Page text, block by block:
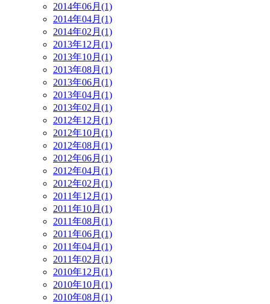
2014年06月(1)
2014年04月(1)
2014年02月(1)
2013年12月(1)
2013年10月(1)
2013年08月(1)
2013年06月(1)
2013年04月(1)
2013年02月(1)
2012年12月(1)
2012年10月(1)
2012年08月(1)
2012年06月(1)
2012年04月(1)
2012年02月(1)
2011年12月(1)
2011年10月(1)
2011年08月(1)
2011年06月(1)
2011年04月(1)
2011年02月(1)
2010年12月(1)
2010年10月(1)
2010年08月(1)